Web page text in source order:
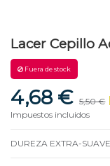
Lacer Cepillo
Fuera de stock
4,68 € 5,50 €
Impuestos incluidos
DUREZA EXTRA-SUAVE